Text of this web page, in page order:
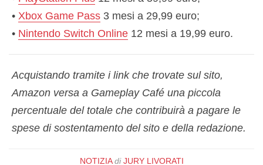
• Xbox Game Pass 3 mesi a 29,99 euro;
• Nintendo Switch Online 12 mesi a 19,99 euro.
Acquistando tramite i link che trovate sul sito,
Amazon versa a Gameplay Café una piccola
percentuale del totale che contribuirà a pagare le
spese di sostentamento del sito e della redazione.
NOTIZIA di JURY LIVORATI